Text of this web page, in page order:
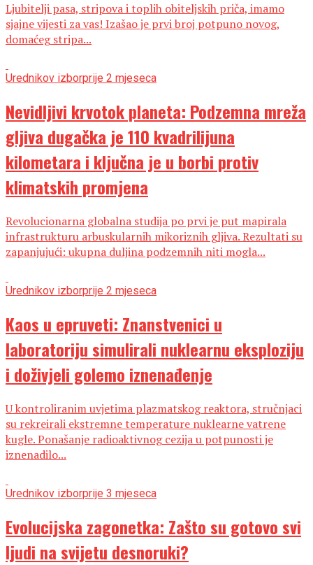
Ljubitelji pasa, stripova i toplih obiteljskih priča, imamo
sjajne vijesti za vas! Izašao je prvi broj potpuno novog,
domaćeg stripa...
Urednikov izborprije 2 mjeseca
Nevidljivi krvotok planeta: Podzemna mreža
gljiva dugačka je 110 kvadrilijuna
kilometara i ključna je u borbi protiv
klimatskih promjena
Revolucionarna globalna studija po prvi je put mapirala
infrastrukturu arbuskularnih mikoriznih gljiva. Rezultati su
zapanjujući: ukupna duljina podzemnih niti mogla...
Urednikov izborprije 2 mjeseca
Kaos u epruveti: Znanstvenici u
laboratoriju simulirali nuklearnu eksploziju
i doživjeli golemo iznenađenje
U kontroliranim uvjetima plazmatskog reaktora, stručnjaci
su rekreirali ekstremne temperature nuklearne vatrene
kugle. Ponašanje radioaktivnog cezija u potpunosti je
iznenadilo...
Urednikov izborprije 3 mjeseca
Evolucijska zagonetka: Zašto su gotovo svi
ljudi na svijetu desnoruki?